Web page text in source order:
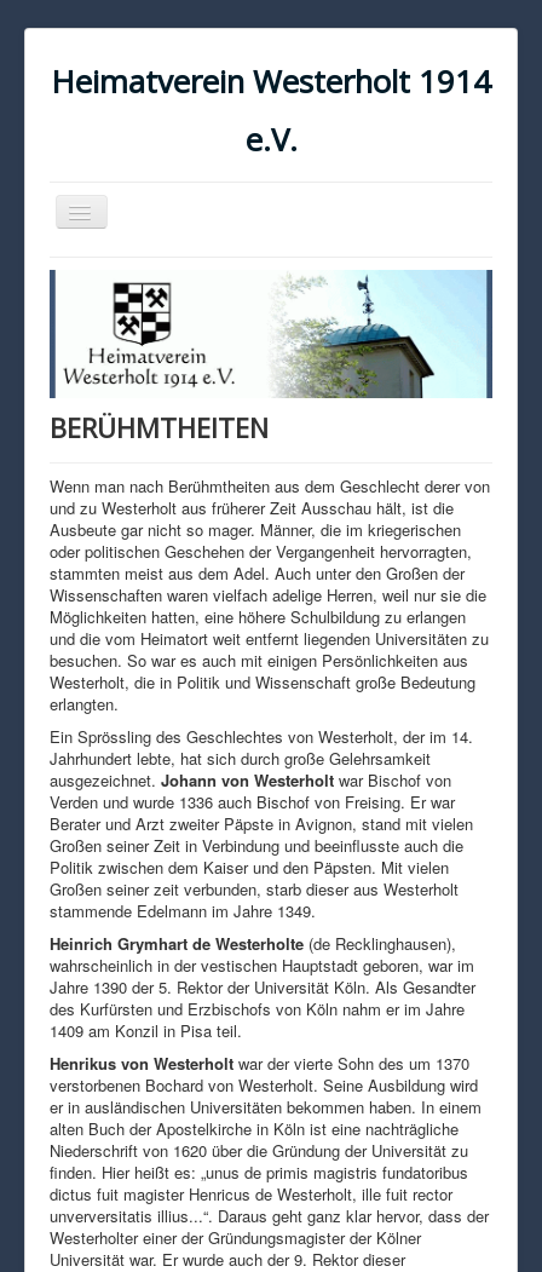
Heimatverein Westerholt 1914
e.V.
Navigation
an/aus
KONTAKT
IMPRESSUM
DATENSCHUTZ
BERÜHMTHEITEN
Wenn man nach Berühmtheiten aus dem Geschlecht derer von
und zu Westerholt aus früherer Zeit Ausschau hält, ist die
Ausbeute gar nicht so mager. Männer, die im kriegerischen
oder politischen Geschehen der Vergangenheit hervorragten,
stammten meist aus dem Adel. Auch unter den Großen der
Wissenschaften waren vielfach adelige Herren, weil nur sie die
Möglichkeiten hatten, eine höhere Schulbildung zu erlangen
und die vom Heimatort weit entfernt liegenden Universitäten zu
besuchen. So war es auch mit einigen Persönlichkeiten aus
Westerholt, die in Politik und Wissenschaft große Bedeutung
erlangten.
Ein Sprössling des Geschlechtes von Westerholt, der im 14.
Jahrhundert lebte, hat sich durch große Gelehrsamkeit
ausgezeichnet. Johann von Westerholt war Bischof von
Verden und wurde 1336 auch Bischof von Freising. Er war
Berater und Arzt zweiter Päpste in Avignon, stand mit vielen
Großen seiner Zeit in Verbindung und beeinflusste auch die
Politik zwischen dem Kaiser und den Päpsten. Mit vielen
Großen seiner zeit verbunden, starb dieser aus Westerholt
stammende Edelmann im Jahre 1349.
Heinrich Grymhart de Westerholte (de Recklinghausen),
wahrscheinlich in der vestischen Hauptstadt geboren, war im
Jahre 1390 der 5. Rektor der Universität Köln. Als Gesandter
des Kurfürsten und Erzbischofs von Köln nahm er im Jahre
1409 am Konzil in Pisa teil.
Henrikus von Westerholt war der vierte Sohn des um 1370
verstorbenen Bochard von Westerholt. Seine Ausbildung wird
er in ausländischen Universitäten bekommen haben. In einem
alten Buch der Apostelkirche in Köln ist eine nachträgliche
Niederschrift von 1620 über die Gründung der Universität zu
finden. Hier heißt es: „unus de primis magistris fundatoribus
dictus fuit magister Henricus de Westerholt, ille fuit rector
unverversitatis illius...“. Daraus geht ganz klar hervor, dass der
Westerholter einer der Gründungsmagister der Kölner
Universität war. Er wurde auch der 9. Rektor dieser